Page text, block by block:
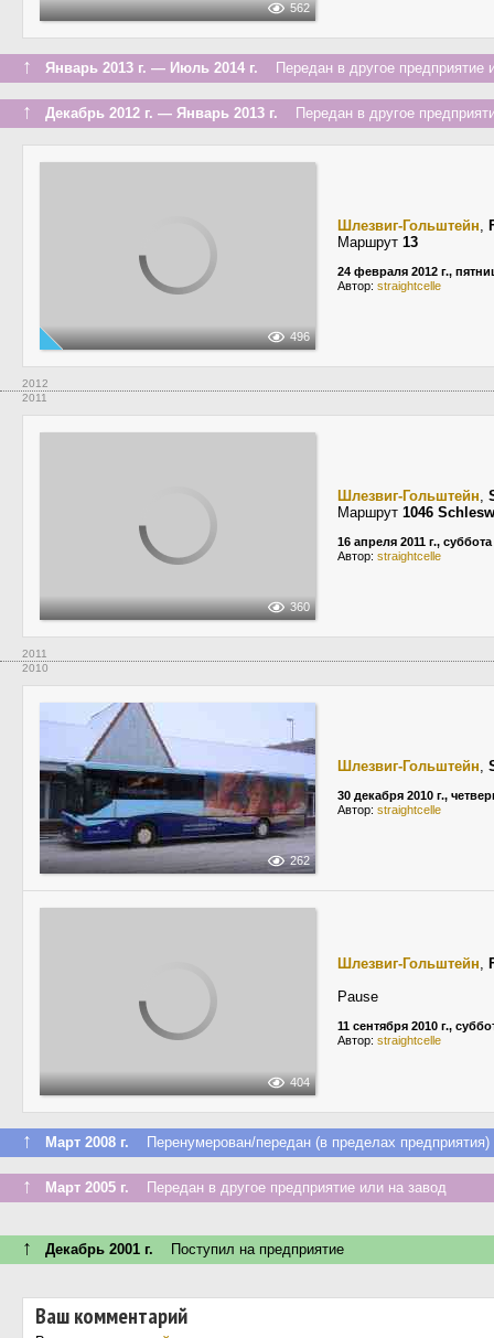
562
↑ Январь 2013 г. — Июль 2014 г. Передан в другое предприятие
↑ Декабрь 2012 г. — Январь 2013 г. Передан в другое
496
Шлезвиг-Гольштейн,
Маршрут 13
24 февраля 2012 г.,
Автор: straightcelle
2012
2011
360
Шлезвиг-Гольштейн,
Маршрут 1046
16 апреля 2011 г., суббота
Автор: straightcelle
2011
2010
262
Шлезвиг-Гольштейн,
30 декабря 2010 г.,
Автор: straightcelle
404
Шлезвиг-Гольштейн,
Pause
11 сентября 2010 г.,
Автор: straightcelle
↑ Март 2008 г. Перенумерован/передан (в пределах предприятия)
↑ Март 2005 г. Передан в другое предприятие или на завод
↑ Декабрь 2001 г. Поступил на предприятие
Ваш комментарий